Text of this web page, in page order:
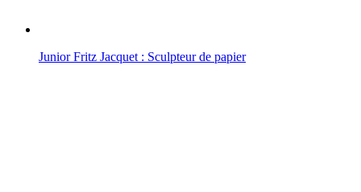
Junior Fritz Jacquet : Sculpteur de papier